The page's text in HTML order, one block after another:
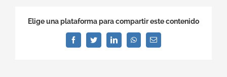
Elige una plataforma para compartir este contenido
FacebookTwitterLinkedInWhatsAppCorreo
electrónico